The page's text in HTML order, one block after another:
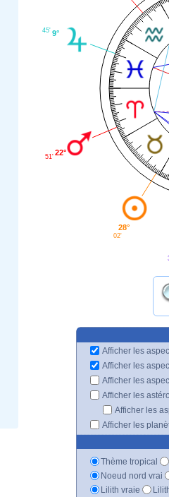
9°
45'
22°
51'
28°
02'
Afficher les
Afficher les
Afficher les
Afficher les
Afficher les
Afficher les
Thème tropical
Noeud nord vrai
Lilith vraie